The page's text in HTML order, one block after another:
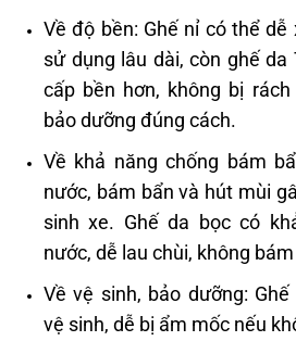
Về độ bền: Ghế nỉ có thể dễ
sử dụng lâu dài, còn ghế da
cấp bền hơn, không bị
bảo dưỡng đúng cách.
Về khả năng chống bám
nước, bám bẩn và hút mùi
sinh xe. Ghế da bọc có
nước, dễ lau chùi, không
Về vệ sinh, bảo dưỡng:
vệ sinh, dễ bị ẩm mốc nếu